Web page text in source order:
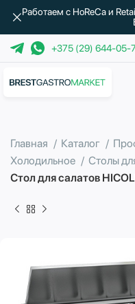
+375 (29) 644-05-
Главная Каталог
Холодильное
Столы
Стол для салатов
Работаем с HoReCa и